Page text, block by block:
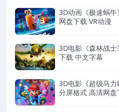
3D动画《极速蜗
网盘下载 VR动漫
3D电影《森林战
下载 中文字幕
3D电影《超级马
分屏格式 高清网盘